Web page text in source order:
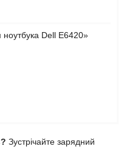
Dell E6420»
Зустрічайте зарядний